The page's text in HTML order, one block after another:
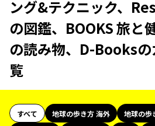
ング&テクニック、
の図鑑、BOOKS 旅と
の読み物、D-Books
覧
すべて 地球の歩き方 海外
地球の歩